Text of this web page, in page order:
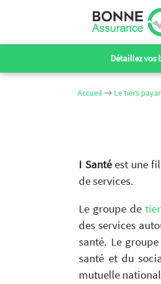
Détaillez vos
Accueil → Le tiers
I Santéest une
de services.
Le groupe de
des services
santé. Le
santé et du
mutuelle